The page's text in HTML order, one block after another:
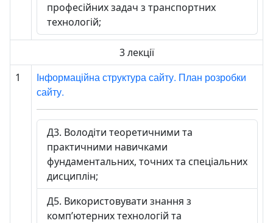
професійних задач з транспортних
технологій;
3 лекції
1
Інформаційна структура сайту. План розробки
сайту.
Д3. Володіти теоретичними та
практичними навичками
фундаментальних, точних та спеціальних
дисциплін;
Д5. Використовувати знання з
комп’ютерних технологій та